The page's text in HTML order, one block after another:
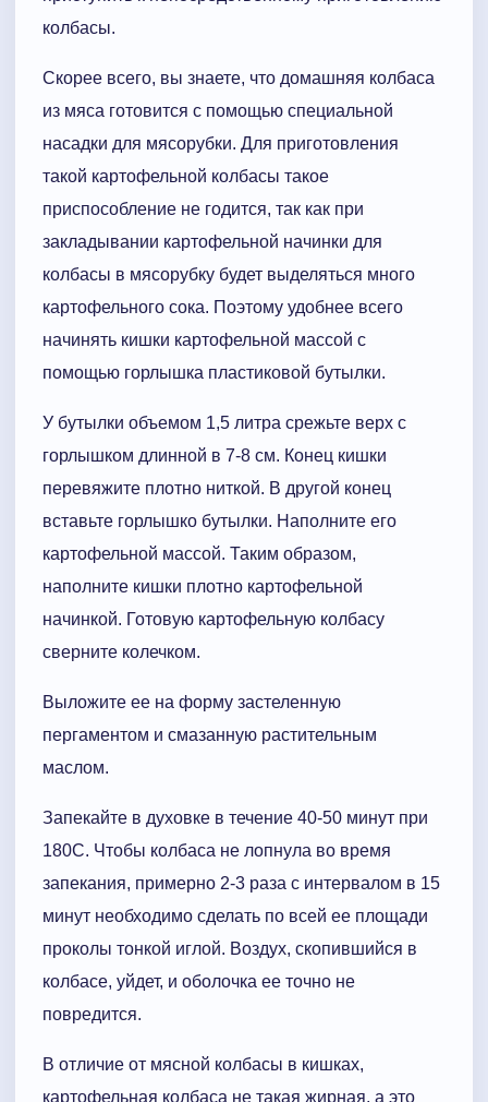
колбасы.
Скорее всего, вы знаете, что домашняя колбаса
из мяса готовится с помощью специальной
насадки для мясорубки. Для приготовления
такой картофельной колбасы такое
приспособление не годится, так как при
закладывании картофельной начинки для
колбасы в мясорубку будет выделяться много
картофельного сока. Поэтому удобнее всего
начинять кишки картофельной массой с
помощью горлышка пластиковой бутылки.
У бутылки объемом 1,5 литра срежьте верх с
горлышком длинной в 7-8 см. Конец кишки
перевяжите плотно ниткой. В другой конец
вставьте горлышко бутылки. Наполните его
картофельной массой. Таким образом,
наполните кишки плотно картофельной
начинкой. Готовую картофельную колбасу
сверните колечком.
Выложите ее на форму застеленную
пергаментом и смазанную растительным
маслом.
Запекайте в духовке в течение 40-50 минут при
180С. Чтобы колбаса не лопнула во время
запекания, примерно 2-3 раза с интервалом в 15
минут необходимо сделать по всей ее площади
проколы тонкой иглой. Воздух, скопившийся в
колбасе, уйдет, и оболочка ее точно не
повредится.
В отличие от мясной колбасы в кишках,
картофельная колбаса не такая жирная, а это